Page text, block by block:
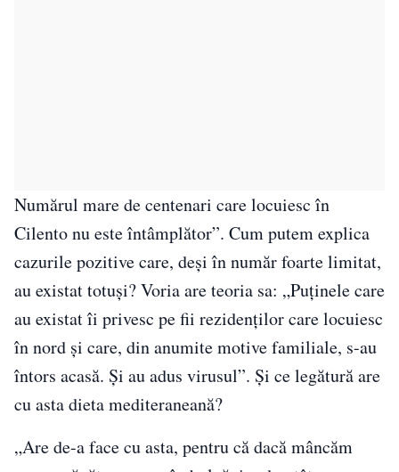
Numărul mare de centenari care locuiesc în
Cilento nu este întâmplător”. Cum putem explica
cazurile pozitive care, deși în număr foarte limitat,
au existat totuși? Voria are teoria sa: „Puținele care
au existat îi privesc pe fii rezidenților care locuiesc
în nord și care, din anumite motive familiale, s-au
întors acasă. Şi au adus virusul”. Și ce legătură are
cu asta dieta mediteraneană?
„Are de-a face cu asta, pentru că dacă mâncăm